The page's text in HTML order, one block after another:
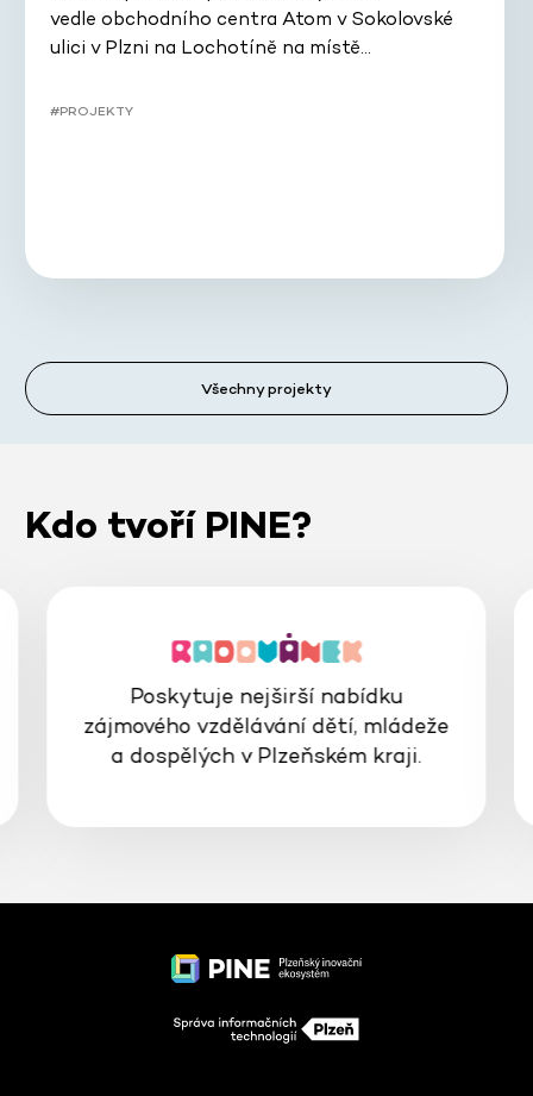
vedle obchodního centra Atom v Sokolovské
ulici v Plzni na Lochotíně na místě…
#PROJEKTY
Všechny projekty
Kdo tvoří PINE?
Poskytuje nejširší nabídku
zájmového vzdělávání dětí, mládeže
a dospělých v Plzeňském kraji.